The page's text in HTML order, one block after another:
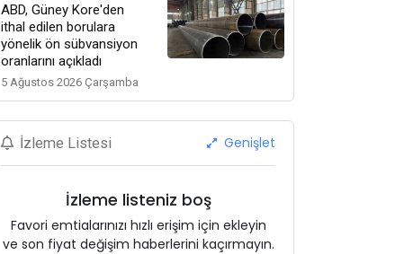
ABD, Güney Kore'den
ithal edilen borulara
yönelik ön sübvansiyon
oranlarını açıkladı
5 Ağustos 2026 Çarşamba
İzleme Listesi Genişlet
İzleme listeniz boş
Favori emtialarınızı hızlı erişim için ekleyin
ve son fiyat değişim haberlerini kaçırmayın.